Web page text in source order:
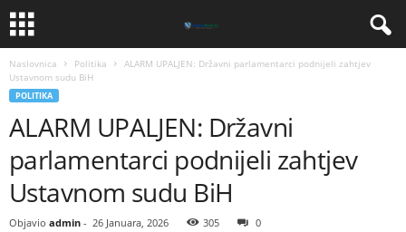
Naslovnica Politika
ALARM UPALJEN: Državni parlamentarci podnijeli zahtjev
Ustavnom sudu BiH
POLITIKA
ALARM UPALJEN: Državni
parlamentarci podnijeli zahtjev
Ustavnom sudu BiH
Objavio admin - 26 Januara, 2026 305 0